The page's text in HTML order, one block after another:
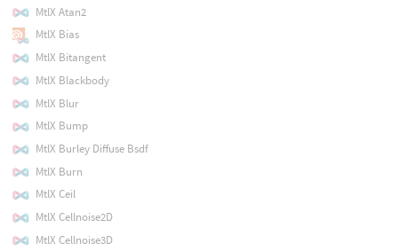
MtlX Atan2
MtlX Bias
MtlX Bitangent
MtlX Blackbody
MtlX Blur
MtlX Bump
MtlX Burley Diffuse Bsdf
MtlX Burn
MtlX Ceil
MtlX Cellnoise2D
MtlX Cellnoise3D